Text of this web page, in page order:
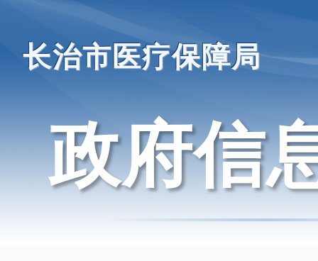
长治市医疗保障局
政府信